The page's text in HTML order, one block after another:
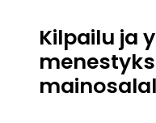
Kilpailu ja